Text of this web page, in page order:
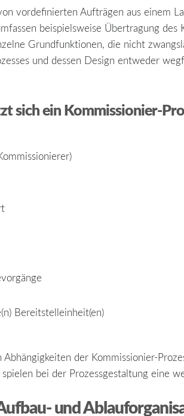
vordefinierten Aufträgen aus einem
beispielsweise Übertragung des
Grundfunktionen, die nicht
und dessen Design entweder
sich ein Kommissionier-
Bereitstelleinheit(en)
der Kommissionier-
spielen bei der Prozessgestaltung eine
und